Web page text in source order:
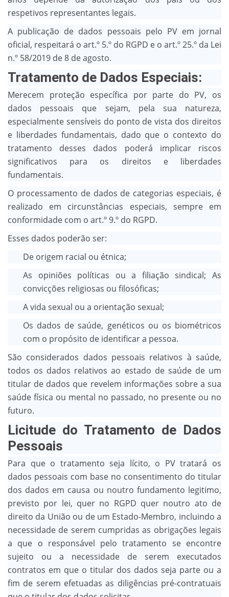
respetivos representantes legais.
A publicação de dados pessoais pelo PV em jornal
oficial, respeitará o art.º 5.º do RGPD e o art.º 25.º da Lei
n.º 58/2019 de 8 de agosto.
Tratamento de Dados Especiais:
Merecem proteção específica por parte do PV, os
dados pessoais que sejam, pela sua natureza,
especialmente sensíveis do ponto de vista dos direitos
e liberdades fundamentais, dado que o contexto do
tratamento desses dados poderá implicar riscos
significativos para os direitos e liberdades
fundamentais.
O processamento de dados de categorias especiais, é
realizado em circunstâncias especiais, sempre em
conformidade com o art.º 9.º do RGPD.
Esses dados poderão ser:
De origem racial ou étnica;
As opiniões políticas ou a filiação sindical; As
convicções religiosas ou filosóficas;
A vida sexual ou a orientação sexual;
Os dados de saúde, genéticos ou os biométricos
com o propósito de identificar a pessoa.
São considerados dados pessoais relativos à saúde,
todos os dados relativos ao estado de saúde de um
titular de dados que revelem informações sobre a sua
saúde física ou mental no passado, no presente ou no
futuro.
Licitude do Tratamento de Dados
Pessoais
Para que o tratamento seja lícito, o PV tratará os
dados pessoais com base no consentimento do titular
dos dados em causa ou noutro fundamento legitimo,
previsto por lei, quer no RGPD quer noutro ato de
direito da União ou de um Estado-Membro, incluindo a
necessidade de serem cumpridas as obrigações legais
a que o responsável pelo tratamento se encontre
sujeito ou a necessidade de serem executados
contratos em que o titular dos dados seja parte ou a
fim de serem efetuadas as diligências pré-contratuais